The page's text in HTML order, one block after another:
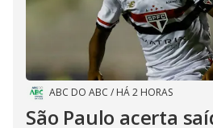
ABC DO ABC / HÁ 2 HORAS
São Paulo acerta